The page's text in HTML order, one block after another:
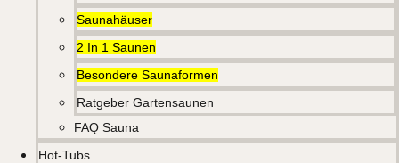
Saunahäuser
2 In 1 Saunen
Besondere Saunaformen
Ratgeber Gartensaunen
FAQ Sauna
Hot-Tubs